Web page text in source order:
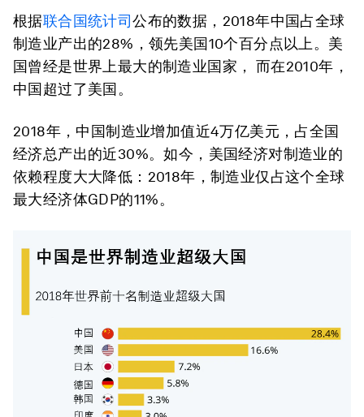
根据联合国统计司公布的数据，2018年中国占全球
制造业产出的28%，领先美国10个百分点以上。美
国曾经是世界上最大的制造业国家， 而在2010年，
中国超过了美国。
2018年，中国制造业增加值近4万亿美元，占全国
经济总产出的近30%。如今，美国经济对制造业的
依赖程度大大降低：2018年，制造业仅占这个全球
最大经济体GDP的11%。